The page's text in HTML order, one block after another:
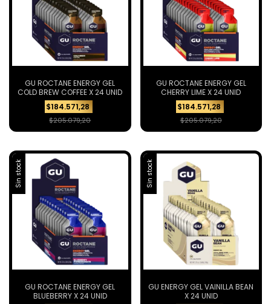
GU ROCTANE ENERGY GEL
COLD BREW COFFEE X 24 UNID
$184.571,28
$205.079,20
GU ROCTANE ENERGY GEL
CHERRY LIME X 24 UNID
$184.571,28
$205.079,20
Sin stock
GU ROCTANE ENERGY GEL
BLUEBERRY X 24 UNID
Sin stock
GU ENERGY GEL VAINILLA BEAN
X 24 UNID